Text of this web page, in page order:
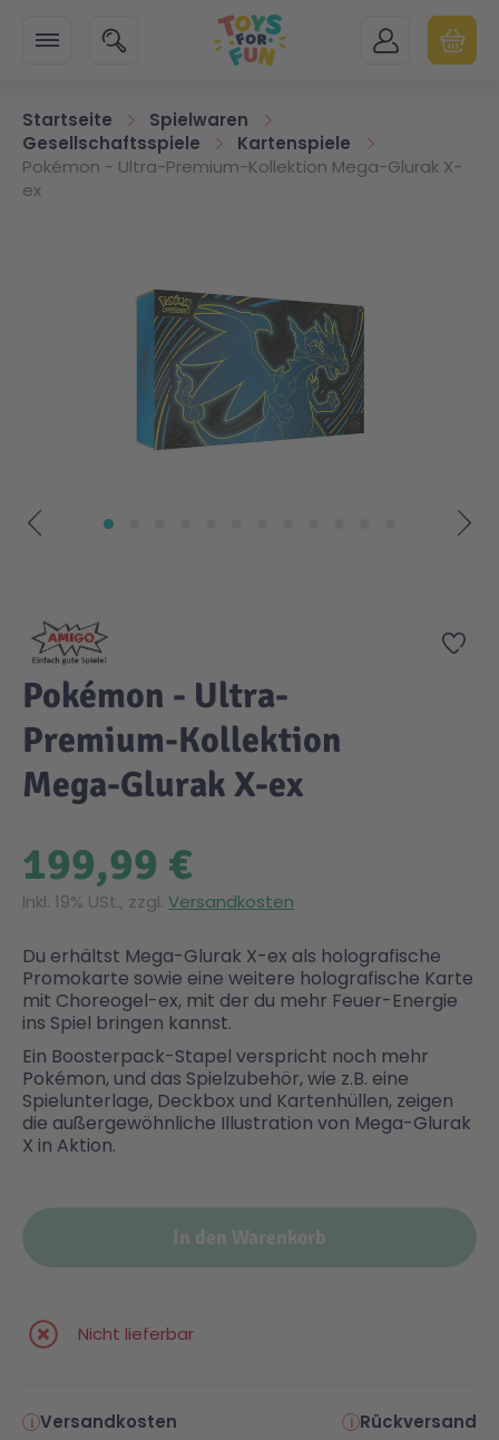
SUCHE MEIN KONTO
Startseite
Spielwaren
Gesellschaftsspiele
Kartenspiele
Pokémon - Ultra-Premium-Kollektion Mega-Glurak X-
ex
Zur
Pokémon - Ultra-
Premium-Kollektion
Mega-Glurak X-ex
199,99 €
Inkl. 19% USt., zzgl. Versandkosten
Du erhältst Mega-Glurak X-ex als holografische
Promokarte sowie eine weitere holografische Karte
mit Choreogel-ex, mit der du mehr Feuer-Energie
ins Spiel bringen kannst.
Ein Boosterpack-Stapel verspricht noch mehr
Pokémon, und das Spielzubehör, wie z.B. eine
Spielunterlage, Deckbox und Kartenhüllen, zeigen
die außergewöhnliche Illustration von Mega-Glurak
X in Aktion.
In den Warenkorb
Nicht lieferbar
Versandkosten
Rückversand